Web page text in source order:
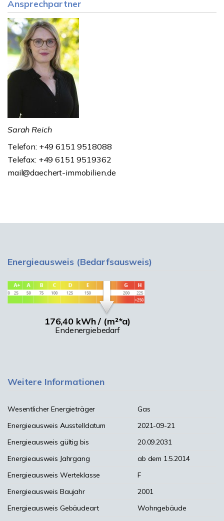
Ansprechpartner
Sarah Reich
Telefon: +49 6151 9518088
Telefax: +49 6151 9519362
mail@daechert-immobilien.de
Energieausweis (Bedarfsausweis)
176,40 kWh / (m²*a)
Endenergiebedarf
Weitere Informationen
Wesentlicher Energieträger
Gas
Energieausweis Ausstelldatum
2021-09-21
Energieausweis gültig bis
20.09.2031
Energieausweis Jahrgang
ab dem 1.5.2014
Energieausweis Werteklasse
F
Energieausweis Baujahr
2001
Energieausweis Gebäudeart
Wohngebäude